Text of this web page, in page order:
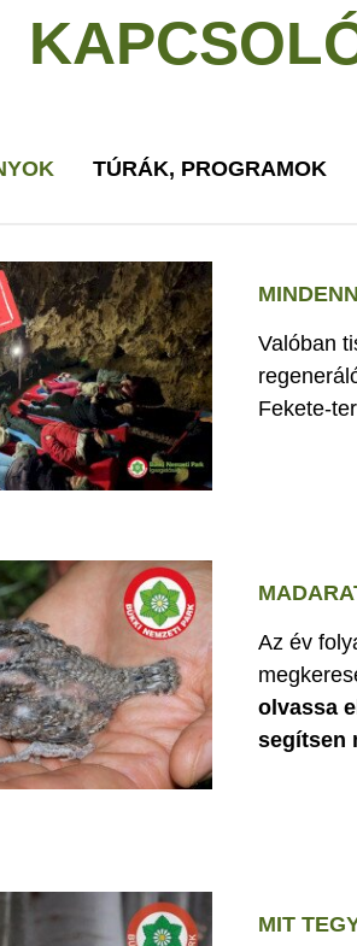
TÚRÁK, PROGRAMOK
Valóban
Fekete-
Az év
olvassa
segítsen
MIT